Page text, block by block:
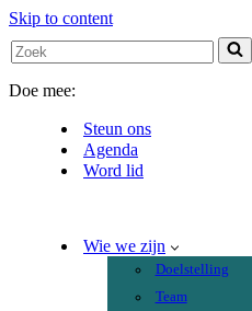
Skip to content
Search
for...
Doe mee:
Steun ons
Agenda
Word lid
Wie we zijn
Doelstelling
Team